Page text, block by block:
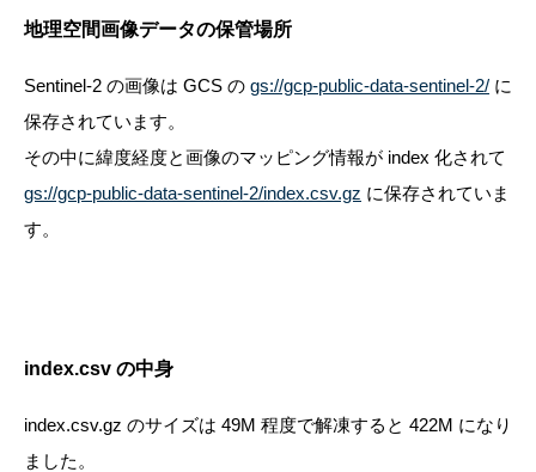
地理空間画像データの保管場所
Sentinel-2 の画像は GCS の gs://gcp-public-data-sentinel-2/ に
保存されています。
その中に緯度経度と画像のマッピング情報が index 化されて
gs://gcp-public-data-sentinel-2/index.csv.gz に保存されていま
す。
index.csv の中身
index.csv.gz のサイズは 49M 程度で解凍すると 422M になり
ました。